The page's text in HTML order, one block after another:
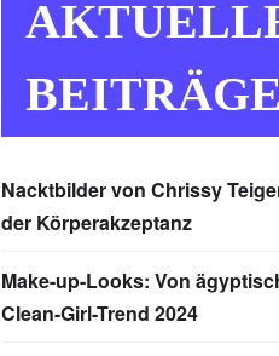
BEITRÄGE
Nacktbilder von Chrissy
der Körperakzeptanz
Make-up-Looks: Von
Clean-Girl-Trend 2024